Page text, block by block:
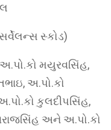
સ્કોડ)
મયુરવસિંહ,
અ.પો.કો
કુલદીપસિંહ,
અને અ.પો.કો